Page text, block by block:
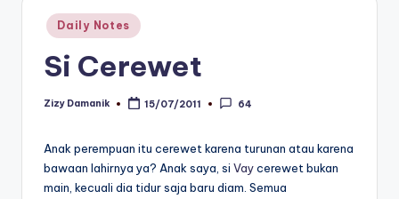
Posted
in
Daily Notes
Si Cerewet
Posted
Zizy Damanik 15/07/2011 64
Anak perempuan itu cerewet karena turunan atau karena
bawaan lahirnya ya? Anak saya, si Vaycerewet bukan
main, kecuali dia tidur saja baru diam. Semua